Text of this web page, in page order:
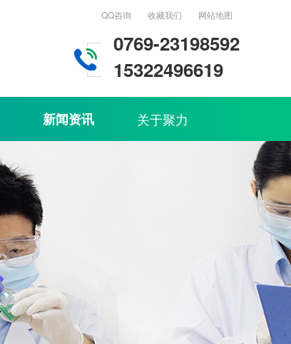
QQ咨询 收藏我们 网站地图
0769-23198592
15322496619
新闻资讯 关于聚力